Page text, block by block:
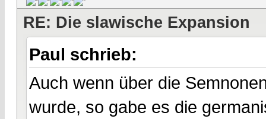
RE: Die slawische Expansion
Paul schrieb:
Auch wenn über die
wurde, so gabe es die